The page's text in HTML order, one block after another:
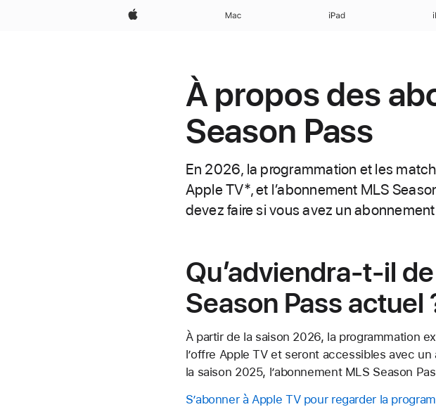
Apple Mac iPad
À propos des
Season Pass
En 2026, la programmation et les
Apple TV*, et l’abonnement MLS
devez faire si vous avez un
Qu’adviendra-t-il
Season Pass actuel
À partir de la saison 2026, la programmation
l’offre Apple TV et seront accessibles avec
la saison 2025, l’abonnement MLS Season
S’abonner à Apple TV pour regarder la